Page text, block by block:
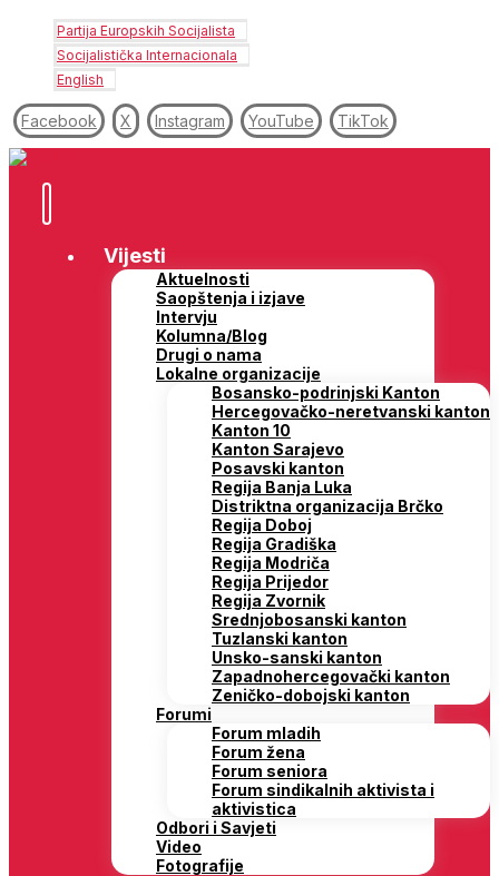
Partija Europskih Socijalista
Socijalistička Internacionala
English
Facebook X Instagram YouTube TikTok
Vijesti
Aktuelnosti
Saopštenja i izjave
Intervju
Kolumna/Blog
Drugi o nama
Lokalne organizacije
Bosansko-podrinjski Kanton
Hercegovačko-neretvanski kanton
Kanton 10
Kanton Sarajevo
Posavski kanton
Regija Banja Luka
Distriktna organizacija Brčko
Regija Doboj
Regija Gradiška
Regija Modriča
Regija Prijedor
Regija Zvornik
Srednjobosanski kanton
Tuzlanski kanton
Unsko-sanski kanton
Zapadnohercegovački kanton
Zeničko-dobojski kanton
Forumi
Forum mladih
Forum žena
Forum seniora
Forum sindikalnih aktivista i
aktivistica
Odbori i Savjeti
Video
Fotografije